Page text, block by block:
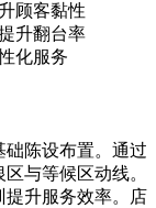
顾客黏性
升翻台率
化服务
陈设布置。通过
与等候区动线。
提升服务效率。店